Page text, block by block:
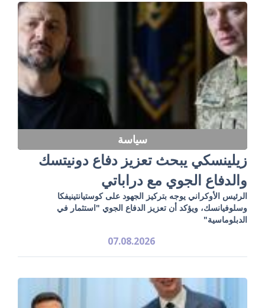
سياسة
زيلينسكي يبحث تعزيز دفاع دونيتسك
والدفاع الجوي مع دراباتي
الرئيس الأوكراني يوجه بتركيز الجهود على كوستيانتينيفكا
وسلوفيانسك، ويؤكد أن تعزيز الدفاع الجوي "استثمار في
الدبلوماسية"
07.08.2026